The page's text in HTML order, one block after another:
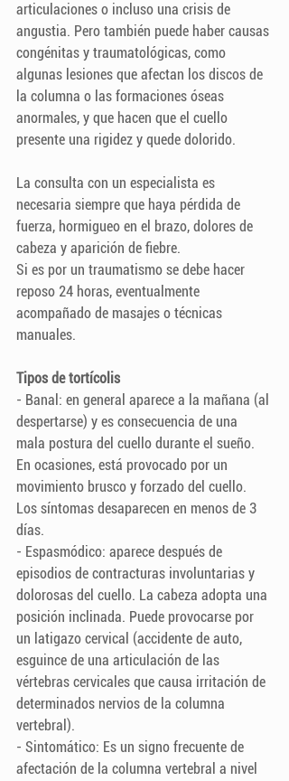
articulaciones o incluso una crisis de
angustia. Pero también puede haber causas
congénitas y traumatológicas, como
algunas lesiones que afectan los discos de
la columna o las formaciones óseas
anormales, y que hacen que el cuello
presente una rigidez y quede dolorido.
La consulta con un especialista es
necesaria siempre que haya pérdida de
fuerza, hormigueo en el brazo, dolores de
cabeza y aparición de fiebre.
Si es por un traumatismo se debe hacer
reposo 24 horas, eventualmente
acompañado de masajes o técnicas
manuales.
Tipos de tortícolis
- Banal: en general aparece a la mañana (al
despertarse) y es consecuencia de una
mala postura del cuello durante el sueño.
En ocasiones, está provocado por un
movimiento brusco y forzado del cuello.
Los síntomas desaparecen en menos de 3
días.
- Espasmódico: aparece después de
episodios de contracturas involuntarias y
dolorosas del cuello. La cabeza adopta una
posición inclinada. Puede provocarse por
un latigazo cervical (accidente de auto,
esguince de una articulación de las
vértebras cervicales que causa irritación de
determinados nervios de la columna
vertebral).
- Sintomático: Es un signo frecuente de
afectación de la columna vertebral a nivel